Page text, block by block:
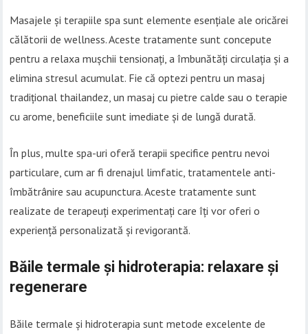
Masajele și terapiile spa sunt elemente esențiale ale oricărei
călătorii de wellness. Aceste tratamente sunt concepute
pentru a relaxa mușchii tensionați, a îmbunătăți circulația și a
elimina stresul acumulat. Fie că optezi pentru un masaj
tradițional thailandez, un masaj cu pietre calde sau o terapie
cu arome, beneficiile sunt imediate și de lungă durată.
În plus, multe spa-uri oferă terapii specifice pentru nevoi
particulare, cum ar fi drenajul limfatic, tratamentele anti-
îmbătrânire sau acupunctura. Aceste tratamente sunt
realizate de terapeuți experimentați care îți vor oferi o
experiență personalizată și revigorantă.
Băile termale și hidroterapia: relaxare și
regenerare
Băile termale și hidroterapia sunt metode excelente de